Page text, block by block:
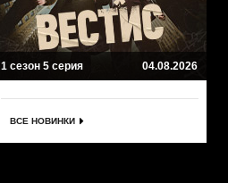
1 сезон 5 серия 04.08.2026
ВСЕ НОВИНКИ